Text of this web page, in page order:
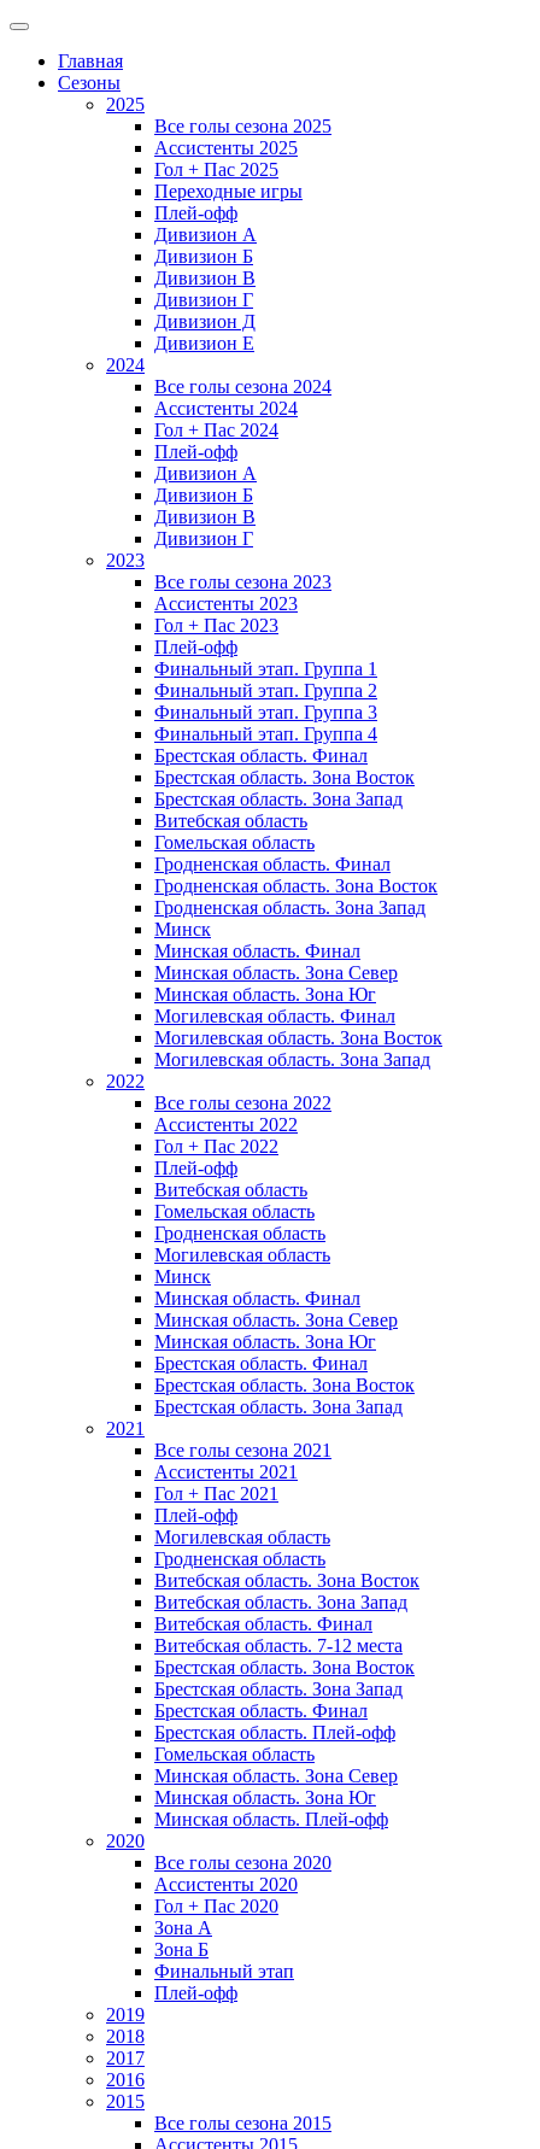
Главная
Сезоны
2025
Все голы сезона 2025
Ассистенты 2025
Гол + Пас 2025
Переходные игры
Плей-офф
Дивизион A
Дивизион Б
Дивизион В
Дивизион Г
Дивизион Д
Дивизион Е
2024
Все голы сезона 2024
Ассистенты 2024
Гол + Пас 2024
Плей-офф
Дивизион A
Дивизион Б
Дивизион В
Дивизион Г
2023
Все голы сезона 2023
Ассистенты 2023
Гол + Пас 2023
Плей-офф
Финальный этап. Группа 1
Финальный этап. Группа 2
Финальный этап. Группа 3
Финальный этап. Группа 4
Брестская область. Финал
Брестская область. Зона Восток
Брестская область. Зона Запад
Витебская область
Гомельская область
Гродненская область. Финал
Гродненская область. Зона Восток
Гродненская область. Зона Запад
Минск
Минская область. Финал
Минская область. Зона Север
Минская область. Зона Юг
Могилевская область. Финал
Могилевская область. Зона Восток
Могилевская область. Зона Запад
2022
Все голы сезона 2022
Ассистенты 2022
Гол + Пас 2022
Плей-офф
Витебская область
Гомельская область
Гродненская область
Могилевская область
Минск
Mинская область. Финал
Минская область. Зона Север
Минская область. Зона Юг
Брестская область. Финал
Брестская область. Зона Восток
Брестская область. Зона Запад
2021
Все голы сезона 2021
Ассистенты 2021
Гол + Пас 2021
Плей-офф
Могилевская область
Гродненская область
Витебская область. Зона Восток
Витебская область. Зона Запад
Витебская область. Финал
Витебская область. 7-12 места
Брестская область. Зона Восток
Брестская область. Зона Запад
Брестская область. Финал
Брестская область. Плей-офф
Гомельская область
Минская область. Зона Север
Минская область. Зона Юг
Минская область. Плей-офф
2020
Все голы сезона 2020
Ассистенты 2020
Гол + Пас 2020
Зона А
Зона Б
Финальный этап
Плей-офф
2019
2018
2017
2016
2015
Все голы сезона 2015
Ассистенты 2015